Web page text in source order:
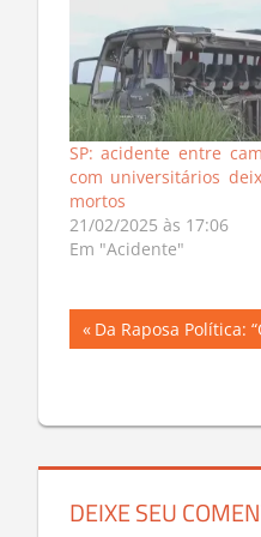
SP: acidente entre
com universitários
mortos
21/02/2025 às 17:06
Em "Acidente"
Navegação
Post
Previous
Post:
Da Raposa Política:
DEIXE SEU